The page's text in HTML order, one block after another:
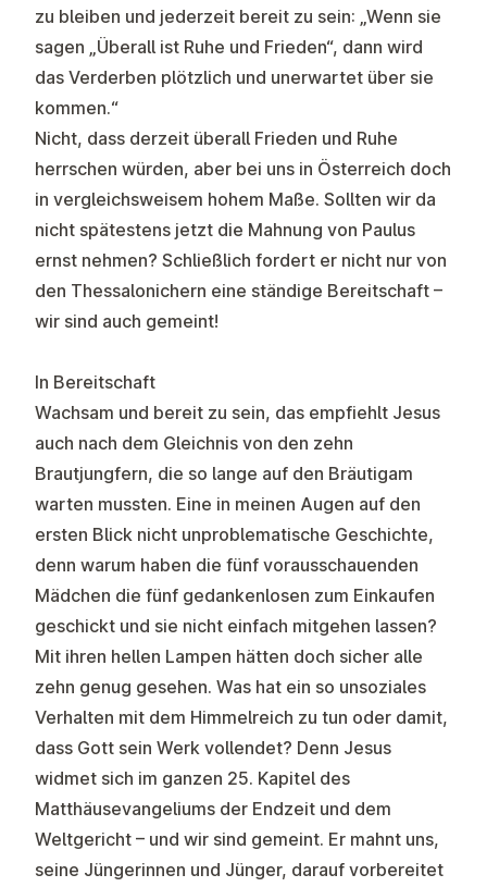
zu bleiben und jederzeit bereit zu sein: „Wenn sie
sagen „Überall ist Ruhe und Frieden“, dann wird
das Verderben plötzlich und unerwartet über sie
kommen.“
Nicht, dass derzeit überall Frieden und Ruhe
herrschen würden, aber bei uns in Österreich doch
in vergleichsweisem hohem Maße. Sollten wir da
nicht spätestens jetzt die Mahnung von Paulus
ernst nehmen? Schließlich fordert er nicht nur von
den Thessalonichern eine ständige Bereitschaft –
wir sind auch gemeint!
In Bereitschaft
Wachsam und bereit zu sein, das empfiehlt Jesus
auch nach dem Gleichnis von den zehn
Brautjungfern, die so lange auf den Bräutigam
warten mussten. Eine in meinen Augen auf den
ersten Blick nicht unproblematische Geschichte,
denn warum haben die fünf vorausschauenden
Mädchen die fünf gedankenlosen zum Einkaufen
geschickt und sie nicht einfach mitgehen lassen?
Mit ihren hellen Lampen hätten doch sicher alle
zehn genug gesehen. Was hat ein so unsoziales
Verhalten mit dem Himmelreich zu tun oder damit,
dass Gott sein Werk vollendet? Denn Jesus
widmet sich im ganzen 25. Kapitel des
Matthäusevangeliums der Endzeit und dem
Weltgericht – und wir sind gemeint. Er mahnt uns,
seine Jüngerinnen und Jünger, darauf vorbereitet